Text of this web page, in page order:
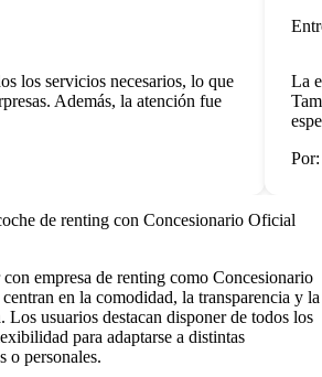
los servicios necesarios, lo que
Además, la atención fue
La
Por:
de renting con Concesionario Oficial
empresa de renting como Concesionario
en la comodidad, la transparencia y la
usuarios destacan disponer de todos los
para adaptarse a distintas
o personales.